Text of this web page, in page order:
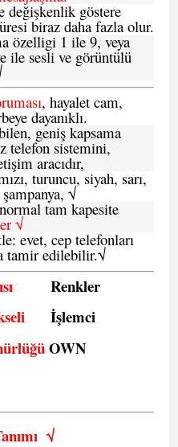
değişkenlik göstere
biraz daha fazla olur.
özelligi 1 ile 9, veya
ile sesli ve görüntülü
, hayalet cam,
dayanıklı.
geniş kapsama
telefon sistemini,
aracıdır,
turuncu, siyah, sarı,
√
tam kapesite
√
evet, cep telefonları
tamir edilebilir.√
Renkler
İşlemci
OWN
√